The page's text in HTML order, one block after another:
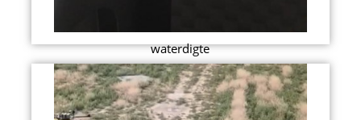
waterdigte